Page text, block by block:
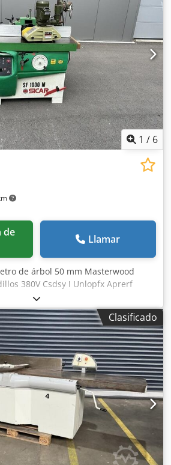
1 / 6
Llamar
de árbol 50 mm Masterwood
380V Csdsy I Unlopfx Aprerf
Clasificado